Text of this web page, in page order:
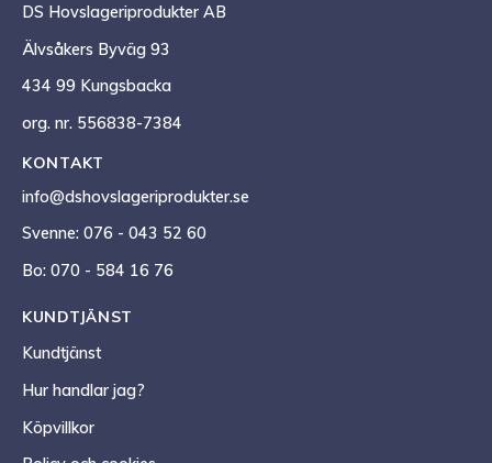
DS Hovslageriprodukter AB
Älvsåkers Byväg 93
434 99 Kungsbacka
org. nr. 556838-7384
KONTAKT
info@dshovslageriprodukter.se
Svenne: 076 - 043 52 60
Bo: 070 - 584 16 76
KUNDTJÄNST
Kundtjänst
Hur handlar jag?
Köpvillkor